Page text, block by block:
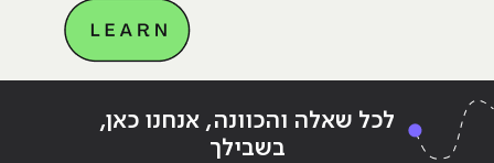
Continue reading
אנחנו מכורים לסמארטפונים שלנו? (ברור!)"
לכל שאלה והכוונה, אנחנו כאן,
בשבילך